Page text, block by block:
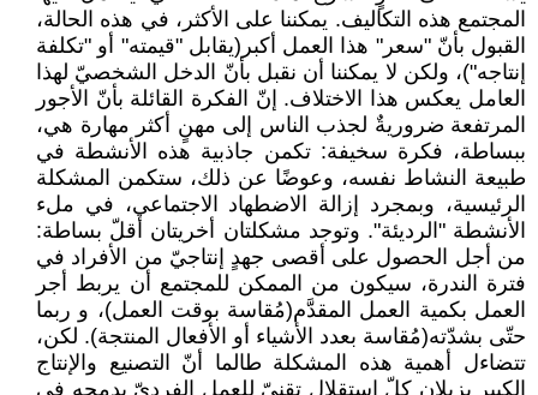
المجتمع هذه التكاليف. يمكننا على الأكثر، ‏في هذه الحالة،
القبول بأنّ "سعر" هذا العمل أكبر(يقابل "قيمته" أو "تكلفة
إنتاجه")، ولكن لا يمكننا أن ‏نقبل بأنّ الدخل الشخصيّ لهذا
العامل يعكس هذا الاختلاف. إنّ الفكرة القائلة بأنّ الأجور
المرتفعة ‏ضروريةٌ لجذب الناس إلى مهنٍ أكثر مهارة هي،
ببساطة، فكرة سخيفة: تكمن جاذبية هذه الأنشطة في
‏طبيعة النشاط نفسه، وعوضًا عن ذلك، ستكمن المشكلة
الرئيسية، وبمجرد إزالة الاضطهاد الاجتماعي، في ‏ملء
الأنشطة "الرديئة". وتوجد مشكلتان أخريتان أقلّ بساطة:
من أجل الحصول على أقصى جهدٍ إنتاجيّ ‏من الأفراد في
فترة الندرة، سيكون من الممكن للمجتمع أن يربط أجر
العمل بكمية العمل المقدَّم(مُقاسة ‏بوقت العمل)، و ربما
حتّى بشدّته(مُقاسة بعدد الأشياء أو الأفعال المنتجة). لكن،
تتضاءل أهمية هذه ‏المشكلة طالما أنّ التصنيع والإنتاج
الكبير يزيلان كلّ استقلالٍ تقنيّ للعمل الفرديّ بدمجه في